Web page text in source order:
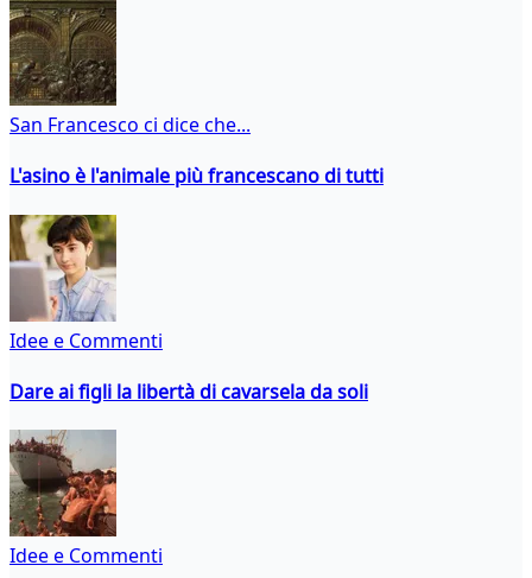
San Francesco ci dice che...
L'asino è l'animale più francescano di tutti
Idee e Commenti
Dare ai figli la libertà di cavarsela da soli
Idee e Commenti